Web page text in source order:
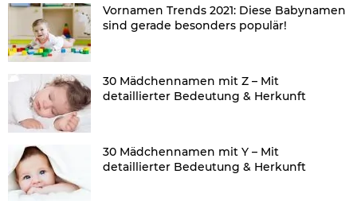
Vornamen Trends 2021: Diese Babynamen
sind gerade besonders populär!
30 Mädchennamen mit Z – Mit
detaillierter Bedeutung & Herkunft
30 Mädchennamen mit Y – Mit
detaillierter Bedeutung & Herkunft